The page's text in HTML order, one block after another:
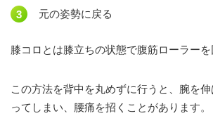
元の姿勢に戻る
膝コロとは膝立ちの状態で腹筋ローラーを
この方法を背中を丸めずに行うと、腕を
ってしまい、腰痛を招くことがあります。